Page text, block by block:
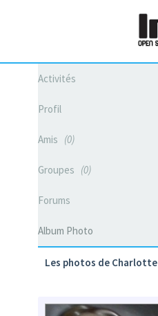
Activités
Profil
Amis 0
Groupes 0
Forums
Album Photo
Les photos de Charlotte